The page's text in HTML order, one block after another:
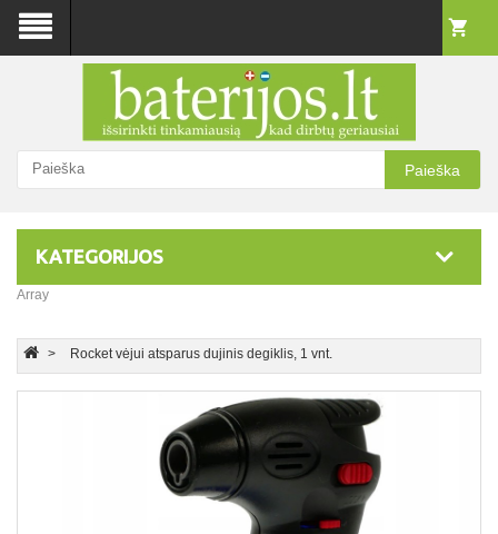
Paieška
KATEGORIJOS
Array
Rocket vėjui atsparus dujinis degiklis, 1 vnt.